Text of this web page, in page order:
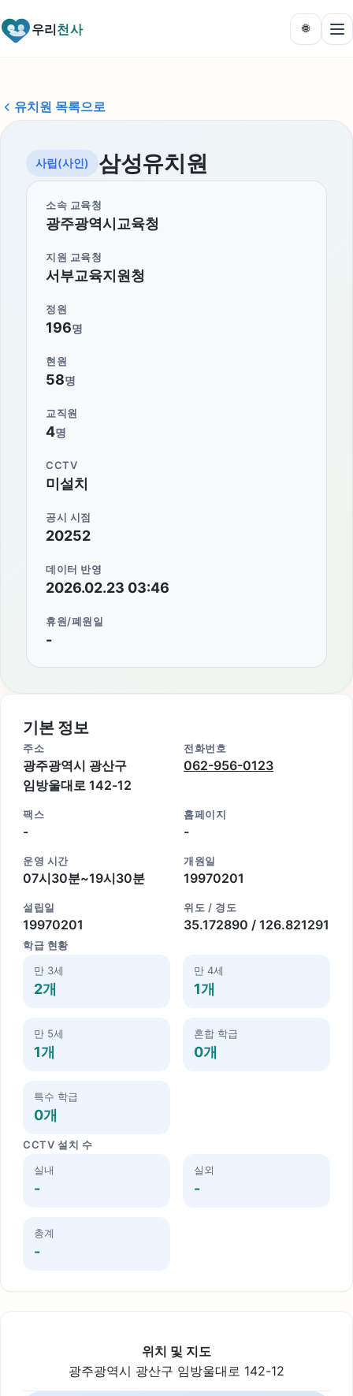
우리천사 🌐
유치원 목록으로
사립(사인) 삼성유치원
소속 교육청
광주광역시교육청
지원 교육청
서부교육지원청
정원
196명
현원
58명
교직원
4명
CCTV
미설치
공시 시점
20252
데이터 반영
2026.02.23 03:46
휴원/폐원일
-
기본 정보
주소
광주광역시 광산구
임방울대로 142-12
전화번호
062-956-0123
팩스
-
홈페이지
-
운영 시간
07시30분~19시30분
개원일
19970201
설립일
19970201
위도 / 경도
35.172890 / 126.821291
학급 현황
만 3세
2개
만 4세
1개
만 5세
1개
혼합 학급
0개
특수 학급
0개
CCTV 설치 수
실내
-
실외
-
총계
-
위치 및 지도
광주광역시 광산구 임방울대로 142-12